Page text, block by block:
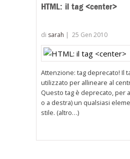
HTML: il tag <center>
di sarah |25 Gen 2010
Attenzione: tag deprecato! Il
utilizzato per allineare al
Questo tag è deprecato, per
o a destra) un qualsiasi
stile. (altro…)